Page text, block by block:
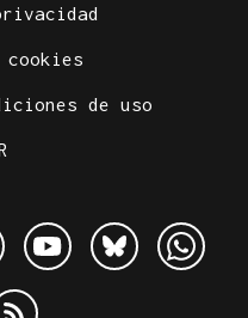
de uso